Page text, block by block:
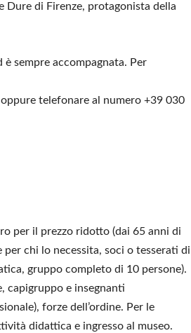
Dure di Firenze, protagonista della
sempre accompagnata. Per
oppure telefonare al numero +39 030
per il prezzo ridotto (dai 65 anni di
chi lo necessita, soci o tesserati di
gruppo completo di 10 persone).
capigruppo e insegnanti
forze dell’ordine. Per le
didattica e ingresso al museo.